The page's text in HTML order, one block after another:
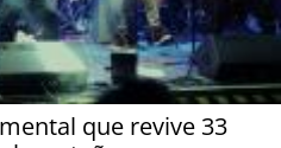
que revive 33